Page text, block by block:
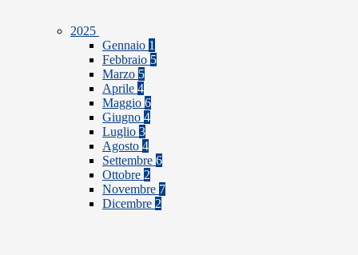
2025
Gennaio 1
Febbraio 5
Marzo 5
Aprile 4
Maggio 6
Giugno 4
Luglio 3
Agosto 4
Settembre 6
Ottobre 2
Novembre 7
Dicembre 2